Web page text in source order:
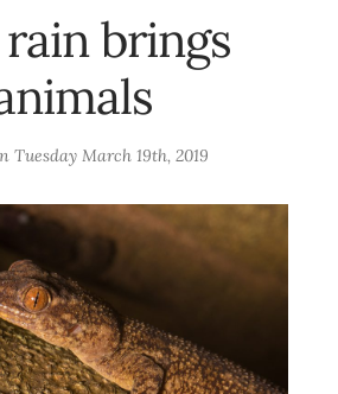
brings
Tuesday March 19th, 2019